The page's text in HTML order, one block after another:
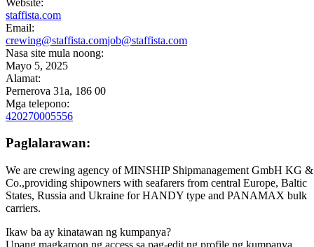
staffista.com
Email:
crewing@staffista.comjob@staffista.com
Nasa site mula noong:
Mayo 5, 2025
Alamat:
Pernerova 31a, 186 00
Mga telepono:
420270005556
Paglalarawan:
We are crewing agency of MINSHIP Shipmanagement GmbH KG &
Co.,providing shipowners with seafarers from central Europe, Baltic
States, Russia and Ukraine for HANDY type and PANAMAX bulk
carriers.
Ikaw ba ay kinatawan ng kumpanya?